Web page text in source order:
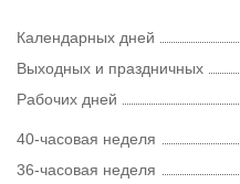
Календарных дней
Выходных и праздничных
Рабочих дней
40-часовая неделя
36-часовая неделя